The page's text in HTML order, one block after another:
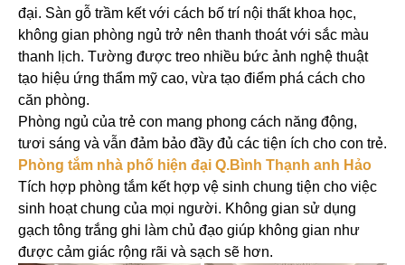
đại. Sàn gỗ trầm kết với cách bố trí nội thất khoa học,
không gian phòng ngủ trở nên thanh thoát với sắc màu
thanh lịch. Tường được treo nhiều bức ảnh nghệ thuật
tạo hiệu ứng thẩm mỹ cao, vừa tạo điểm phá cách cho
căn phòng.
Phòng ngủ của trẻ con mang phong cách năng động,
tươi sáng và vẫn đảm bảo đầy đủ các tiện ích cho con trẻ.
Phòng tắm nhà phố hiện đại Q.Bình Thạnh anh Hảo
Tích hợp phòng tắm kết hợp vệ sinh chung tiện cho việc
sinh hoạt chung của mọi người. Không gian sử dụng
gạch tông trắng ghi làm chủ đạo giúp không gian như
được cảm giác rộng rãi và sạch sẽ hơn.